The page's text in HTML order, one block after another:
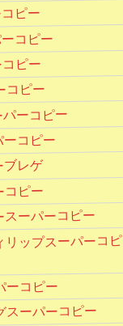
ピー
コピー
ピー
コピー
ーコピー
コピー
ブレゲ
コピー
ーパーコピー
リップスーパーコピ
ーコピー
スーパーコピー